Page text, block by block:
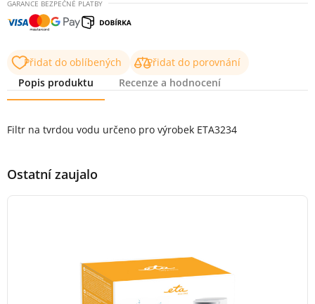
GARANCE BEZPEČNÉ PLATBY
Přidat do oblíbených
Přidat do porovnání
Popis produktu
Recenze a hodnocení
Filtr na tvrdou vodu určeno pro výrobek ETA3234
Ostatní zaujalo